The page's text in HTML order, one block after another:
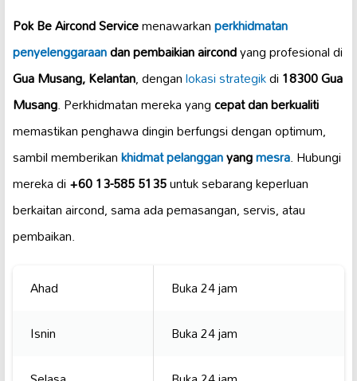
Pok Be Aircond Servicemenawarkanperkhidmatan
penyelenggaraandan pembaikian aircondyang profesional di
Gua Musang, Kelantan, denganlokasi strategikdi18300 Gua
Musang. Perkhidmatan mereka yangcepat dan berkualiti
memastikan penghawa dingin berfungsi dengan optimum,
sambil memberikankhidmat pelangganyangmesra. Hubungi
mereka di+60 13-585 5135untuk sebarang keperluan
berkaitan aircond, sama ada pemasangan, servis, atau
pembaikan.
Ahad
Buka 24 jam
Isnin
Buka 24 jam